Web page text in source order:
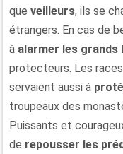
que veilleurs, ils se
étrangers. En cas de
à alarmer les grands
protecteurs. Les
servaient aussi à
troupeaux des
Puissants et
de repousser les